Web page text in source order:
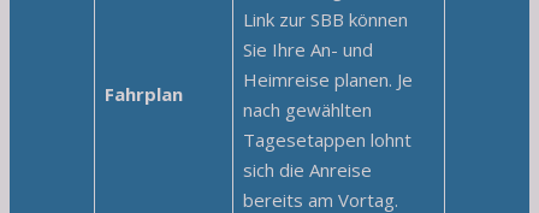
Fahrplan
Link zur SBB können
Sie Ihre An- und
Heimreise planen. Je
nach gewählten
Tagesetappen lohnt
sich die Anreise
bereits am Vortag.